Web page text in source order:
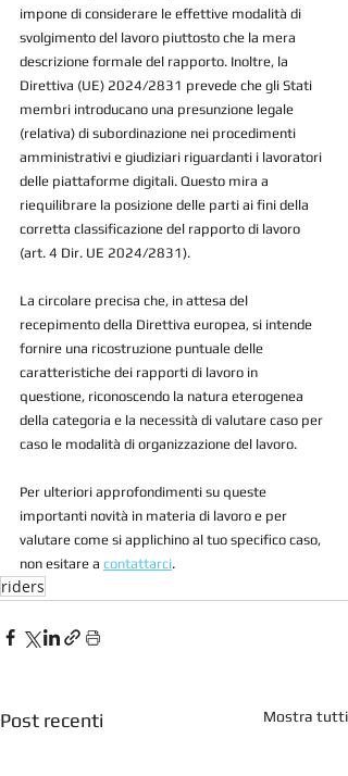
impone di considerare le effettive modalità di
svolgimento del lavoro piuttosto che la mera
descrizione formale del rapporto. Inoltre, la
Direttiva (UE) 2024/2831 prevede che gli Stati
membri introducano una presunzione legale
(relativa) di subordinazione nei procedimenti
amministrativi e giudiziari riguardanti i lavoratori
delle piattaforme digitali. Questo mira a
riequilibrare la posizione delle parti ai fini della
corretta classificazione del rapporto di lavoro
(art. 4 Dir. UE 2024/2831).
La circolare precisa che, in attesa del
recepimento della Direttiva europea, si intende
fornire una ricostruzione puntuale delle
caratteristiche dei rapporti di lavoro in
questione, riconoscendo la natura eterogenea
della categoria e la necessità di valutare caso per
caso le modalità di organizzazione del lavoro.
Per ulteriori approfondimenti su queste
importanti novità in materia di lavoro e per
valutare come si applichino al tuo specifico caso,
non esitare a contattarci.
riders
Post recenti Mostra tutti